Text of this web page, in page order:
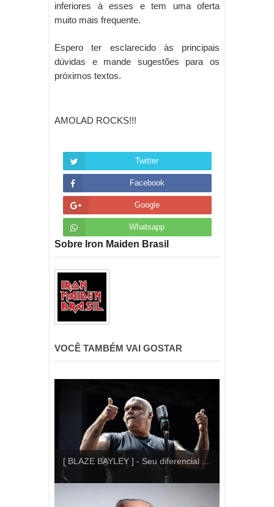
inferiores à esses e tem uma oferta
muito mais frequente.
Espero ter esclarecido às principais
dúvidas e mande sugestões para os
próximos textos.
AMOLAD ROCKS!!!
Twitter
Facebook
Google
Whatsapp
Sobre Iron Maiden Brasil
VOCÊ TAMBÉM VAI GOSTAR
[ BLAZE BAYLEY ] - Seu diferencial ...